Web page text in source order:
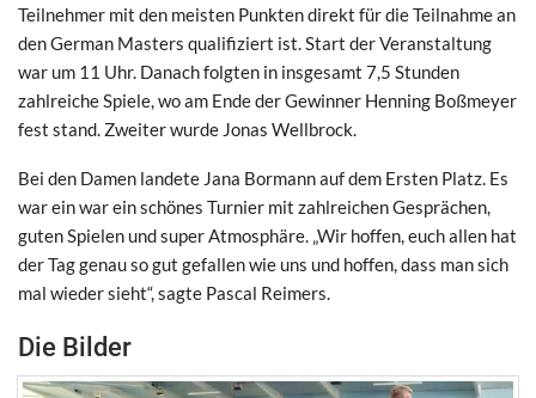
Teilnehmer mit den meisten Punkten direkt für die Teilnahme an
den German Masters qualifiziert ist. Start der Veranstaltung
war um 11 Uhr. Danach folgten in insgesamt 7,5 Stunden
zahlreiche Spiele, wo am Ende der Gewinner Henning Boßmeyer
fest stand. Zweiter wurde Jonas Wellbrock.
Bei den Damen landete Jana Bormann auf dem Ersten Platz. Es
war ein war ein schönes Turnier mit zahlreichen Gesprächen,
guten Spielen und super Atmosphäre. „Wir hoffen, euch allen hat
der Tag genau so gut gefallen wie uns und hoffen, dass man sich
mal wieder sieht“, sagte Pascal Reimers.
Die Bilder